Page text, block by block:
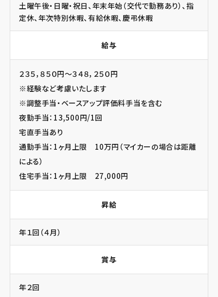
土曜午後・日曜・祝日、年末年始（交代で勤務あり）、指
定休、年次特別休暇、有給休暇、慶弔休暇
給与
２３５，８５０円～３４８，２５０円
※経験など考慮いたします
※調整手当・ベースアップ評価料手当を含む
夜勤手当：13,500円/1回
宅直手当あり
通勤手当：1ヶ月上限 10万円（マイカーの場合は距離
による）
住宅手当：1ヶ月上限 27,000円
昇給
年１回（４月）
賞与
年２回